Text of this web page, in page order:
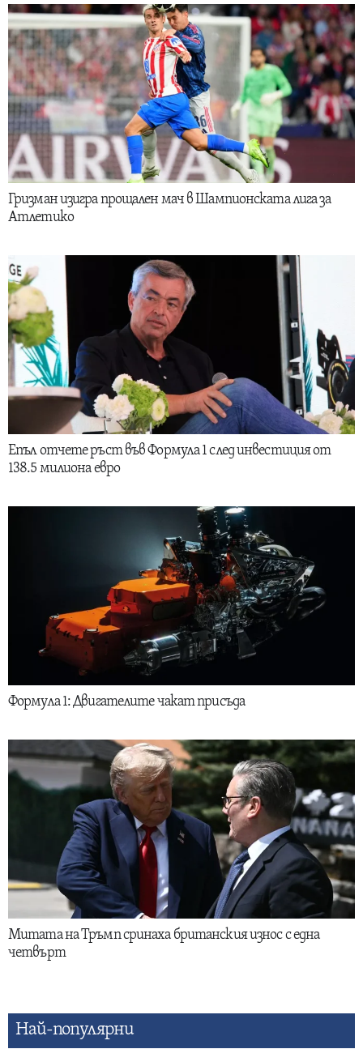
Гризман изигра прощален мач в Шампионската лига за
Атлетико
Епъл отчете ръст във Формула 1 след инвестиция от
138.5 милиона евро
Формула 1: Двигателите чакат присъда
Митата на Тръмп сринаха британския износ с една
четвърт
Най-популярни